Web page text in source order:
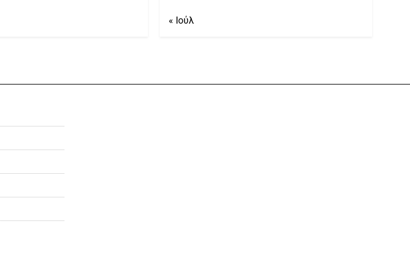
« Ιούλ